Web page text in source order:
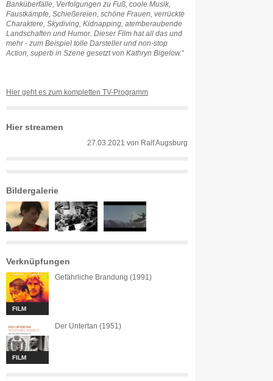
Banküberfälle, Verfolgungen zu Fuß, coole Musik,
Faustkämpfe, Schießereien, schöne Frauen, verrückte
Charaktere, Skydiving, Kidnapping, atemberaubende
Landschaften und Humor. Dieser Film hat all das und
mehr - zum Beispiel tolle Darsteller und non-stop
Action, superb in Szene gesetzt von Kathryn Bigelow."
Hier geht es zum kompletten TV-Programm
Hier streamen
27.03.2021 von Ralf Augsburg
Bildergalerie
Verknüpfungen
FILM
Gefährliche Brandung (1991)
FILM
Der Untertan (1951)